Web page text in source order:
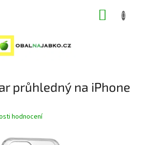
průhledný na iPhone
hodnocení